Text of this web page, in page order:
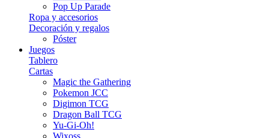
Pop Up Parade
Ropa y accesorios
Decoración y regalos
Póster
Juegos
Tablero
Cartas
Magic the Gathering
Pokemon JCC
Digimon TCG
Dragon Ball TCG
Yu-Gi-Oh!
Wixoss